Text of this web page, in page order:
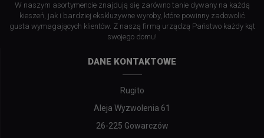
W naszym asortymencie znajdują się zarówno tanie dywany na każdą
kieszeń, jak i bardziej ekskluzywne wyroby, które powinny zadowolić
gusta wymagających klientów. Z naszą firmą urządzą Państwo każdy kąt
swojego domu!
DANE KONTAKTOWE
Rugito
Aleja Wyzwolenia 61
26-225 Gowarczów